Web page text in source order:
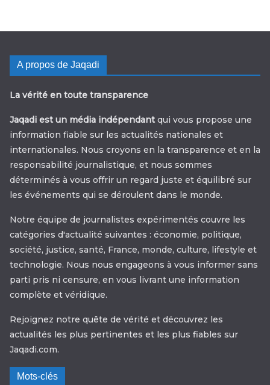
A propos de Jaqadi
La vérité en toute transparence
Jaqadi est un média indépendant qui vous propose une
information fiable sur les actualités nationales et
internationales. Nous croyons en la transparence et en la
responsabilité journalistique, et nous sommes
déterminés à vous offrir un regard juste et équilibré sur
les événements qui se déroulent dans le monde.
Notre équipe de journalistes expérimentés couvre les
catégories d'actualité suivantes : économie, politique,
société, justice, santé, France, monde, culture, lifestyle et
technologie. Nous nous engageons à vous informer sans
parti pris ni censure, en vous livrant une information
complète et véridique.
Rejoignez notre quête de vérité et découvrez les
actualités les plus pertinentes et les plus fiables sur
Jaqadi.com.
Mots-clés